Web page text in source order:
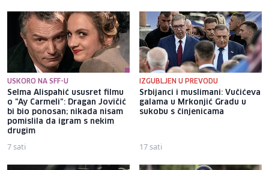
USKORO NA SFF-U
Selma Alispahić ususret filmu
o "Ay Carmeli": Dragan Jovičić
bi bio ponosan; nikada nisam
pomislila da igram s nekim
drugim
7 sati
IZGUBLJEN U PREVODU
Srbijanci i muslimani: Vučićeva
galama u Mrkonjić Gradu u
sukobu s činjenicama
17 sati